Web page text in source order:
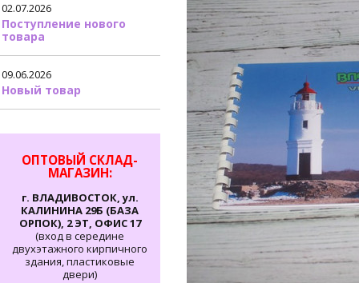
02.07.2026
Поступление нового
товара
09.06.2026
Новый товар
ОПТОВЫЙ СКЛАД-
МАГАЗИН:
г. ВЛАДИВОСТОК, ул.
КАЛИНИНА 29Б (БАЗА
ОРПОК), 2 ЭТ, ОФИС 17
(вход в середине
двухэтажного кирпичного
здания, пластиковые
двери)